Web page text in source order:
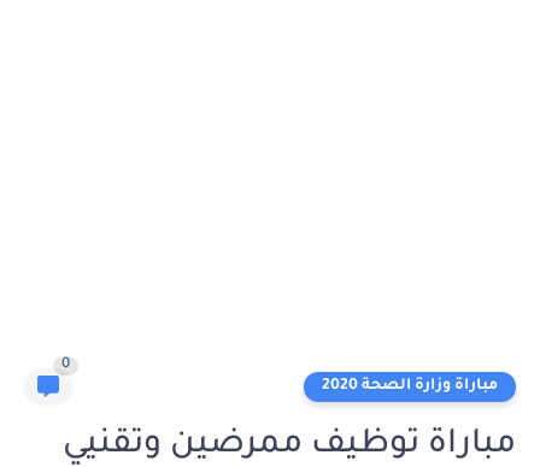
مباراة وزارة الصحة 2020
0
مباراة توظيف ممرضين وتقنيي